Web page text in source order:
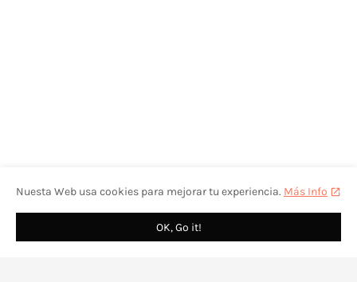
Nuesta Web usa cookies para mejorar tu experiencia. Más Info
OK, Go it!